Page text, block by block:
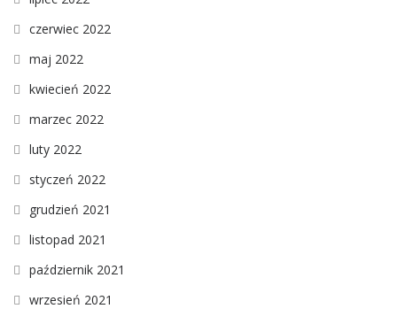
czerwiec 2022
maj 2022
kwiecień 2022
marzec 2022
luty 2022
styczeń 2022
grudzień 2021
listopad 2021
październik 2021
wrzesień 2021